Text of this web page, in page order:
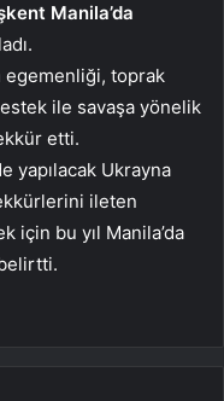
Manila’da
egemenliği, toprak
ile savaşa yönelik
etti.
yapılacak Ukrayna
ileten
için bu yıl Manila’da